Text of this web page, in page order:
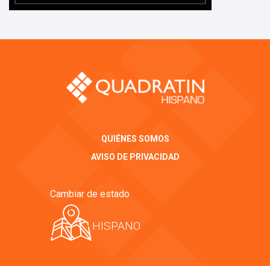
QUIÉNES SOMOS
AVISO DE PRIVACIDAD
Cambiar de estado
HISPANO